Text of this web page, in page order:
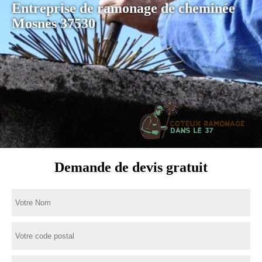
Entreprise de ramonage de cheminée
Mosnes 37530
Demande de devis gratuit